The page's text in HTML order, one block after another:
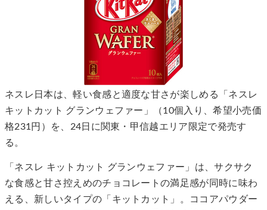
ネスレ日本は、軽い食感と適度な甘さが楽しめる「ネスレ
キットカット グランウェファー」（10個入り、希望小売価
格231円）を、24日に関東・甲信越エリア限定で発売す
る。
「ネスレ キットカット グランウェファー」は、サクサク
な食感と甘さ控えめのチョコレートの満足感が同時に味わ
える、新しいタイプの「キットカット」。ココアパウダー